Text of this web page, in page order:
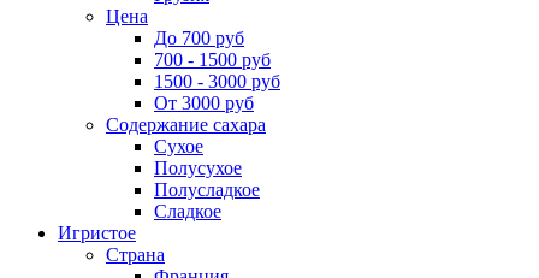
Цена
До 700 руб
700 - 1500 руб
1500 - 3000 руб
От 3000 руб
Содержание сахара
Сухое
Полусухое
Полусладкое
Сладкое
Игристое
Страна